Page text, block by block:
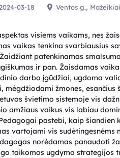
2024-03-18 Ventos g., Mažeikiai
visiems vaikams, nes
vaikas tenkina svarbiausius
patenkinamas
ir pan. Žaisdamas
darbo įgūdžiai, ugdoma
mėgdžiodami žmones,
švietimo sistemoje vis
amžiaus vaikus vis labiau
pastebi, kaip šiandien
vartojami vis
norėdamas panaudoti
taikomos ugdymo strategijos